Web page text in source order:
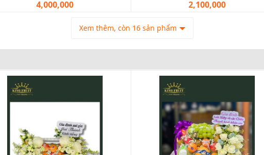
4,000,000
2,100,000
Xem thêm, còn 16 sản phẩm